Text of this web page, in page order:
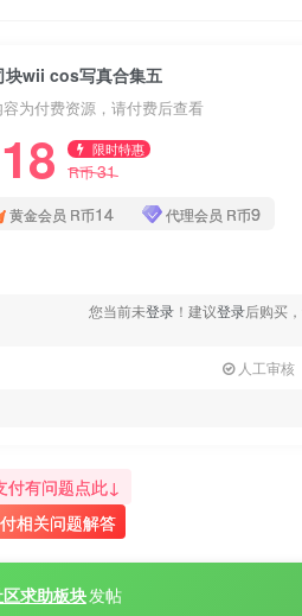
块wii cos写真合集五
容为付费资源，请付费后查看
18 限时特惠
R币31
黄金会员 R币14 代理会员 R币9
您当前未登录 ！建议登录后购买
人工审核
付有问题点此↓
相关问题解答
求助板块发帖